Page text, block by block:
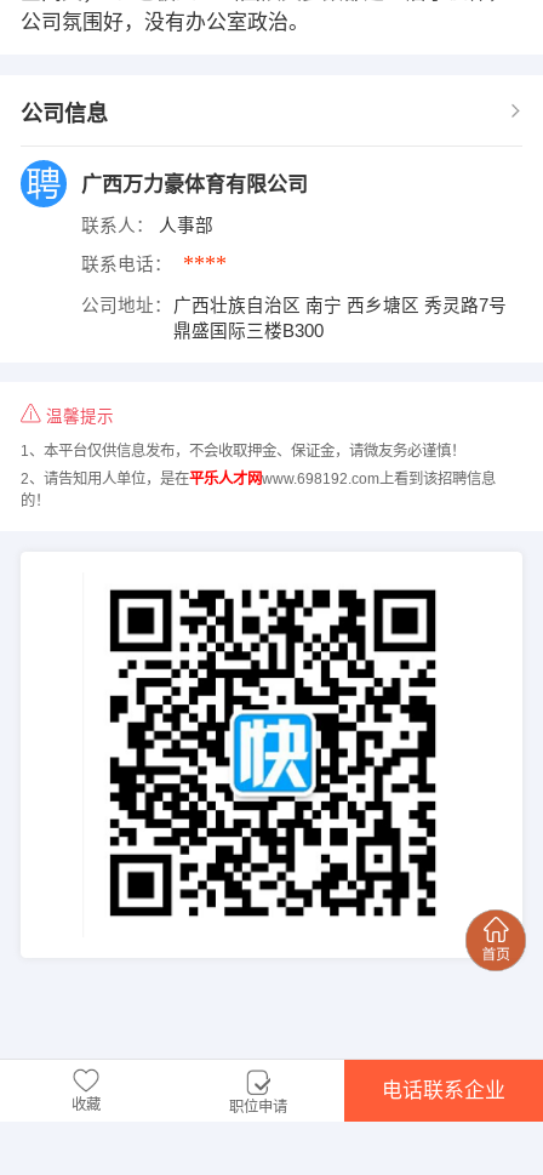
公司氛围好，没有办公室政治。
公司信息
广西万力豪体育有限公司
联系人： 人事部
联系电话： ****
公司地址：
广西壮族自治区 南宁 西乡塘区 秀灵路7号
鼎盛国际三楼B300
温馨提示
1、本平台仅供信息发布，不会收取押金、保证金，请微友务必谨慎！
2、请告知用人单位，是在平乐人才网www.698192.com上看到该招聘信息
的！
收藏 职位申请
电话联系企业